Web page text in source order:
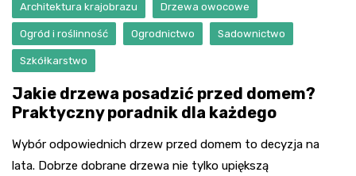
Architektura krajobrazu Drzewa owocowe
Ogród i roślinność Ogrodnictwo Sadownictwo
Szkółkarstwo
Jakie drzewa posadzić przed domem?
Praktyczny poradnik dla każdego
Wybór odpowiednich drzew przed domem to decyzja na
lata. Dobrze dobrane drzewa nie tylko upiększą